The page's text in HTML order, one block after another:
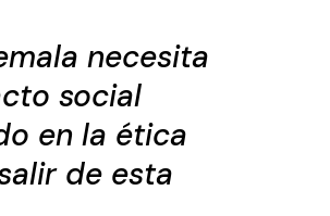
necesita
social
en la ética
de esta